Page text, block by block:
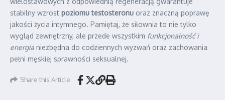
stabilny wzrost poziomu testosteronu oraz znaczną poprawę
jakości życia intymnego. Pamiętaj, że siłownia to nie tylko
wygląd zewnętrzny, ale przede wszystkim funkcjonalność i
energia niezbędna do codziennych wyzwań oraz zachowania
pełni męskiej sprawności seksualnej.
Share this Article